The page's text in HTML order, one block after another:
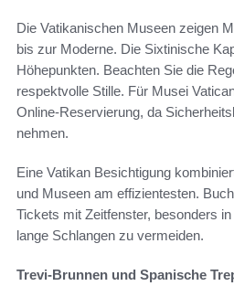
Die Vatikanischen Museen zeigen
bis zur Moderne. Die Sixtinische
Höhepunkten. Beachten Sie die
respektvolle Stille. Für Musei
Online-Reservierung, da
nehmen.
Eine Vatikan Besichtigung
und Museen am effizientesten.
Tickets mit Zeitfenster, besonders
lange Schlangen zu vermeiden.
Trevi-Brunnen und Spanische